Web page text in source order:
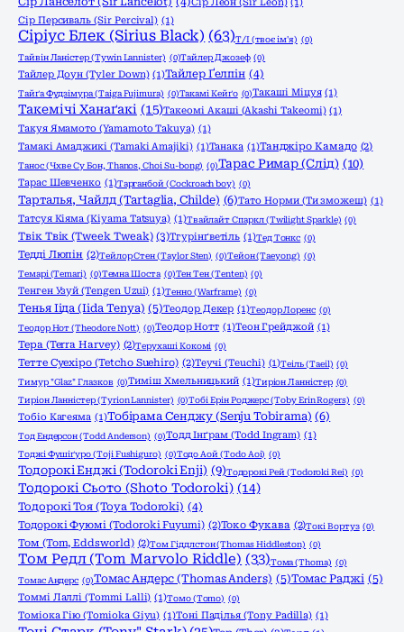
Сір Персиваль (Sir Percival) (1)
Сіріус Блек (Sirius Black) (63)Т/І (твоє ім'я) (0)
Тайвін Ланістер (Tywin Lannister) (0)Тайлер Джозеф (0)
Тайлер Доун (Tyler Down) (1)Тайлер Ґелпін (4)
Тайґа Фудзімура (Taiga Fujimura) (0)Такамі Кейґо (0)Такаші Міцуя (1)
Такемічі Ханаґакі (15)Такеомі Акаші (Akashi Takeomi) (1)
Такуя Ямамото (Yamamoto Takuya) (1)
Тамакі Амаджикі (Tamaki Amajiki) (1)Танака (1)Танджіро Камадо (2)
Танос (Чхве Су Бон, Thanos, Choi Su-bong) (0)Тарас Римар (Слід) (10)
Тарас Шевченко (1)Тарганбой (Cockroach boy) (0)
Тарталья, Чайлд (Tartaglia, Childe) (6)Тато Норми (Ти зможеш) (1)
Татсуя Кіяма (Kiyama Tatsuya) (1)Твайлайт Спаркл (Twilight Sparkle) (0)
Твік Твік (Tweek Tweak) (3)Тгурінґветіль (1)Тед Тонкс (0)
Тедді Люпін (2)Тейлор Стен (Taylor Sten) (0)Тейон (Taeyong) (0)
Темарі (Temari) (0)Темна Шоста (0)Тен Тен (Tenten) (0)
Тенген Узуй (Tengen Uzui) (1)Тенно (Warframe) (0)
Тенья Ііда (Iida Tenya) (5)Теодор Декер (1)Теодор Лоренс (0)
Теодор Нот (Theodore Nott) (0)Теодор Нотт (1)Теон Грейджой (1)
Тера (Terra Harvey) (2)Терухаші Кокомі (0)
Тетте Суехіро (Tetcho Suehiro) (2)Теучі (Teuchi) (1)Теіль (Taeil) (0)
Тимур "Glaz" Глазков (0)Тиміш Хмельницький (1)Тиріон Ланністер (0)
Тиріон Ланністер (Tyrion Lannister) (0)Тобі Ерін Роджерс (Toby Erin Rogers) (0)
Тобіо Кагеяма (1)Тобірама Сенджу (Senju Tobirama) (6)
Тод Ендерсон (Todd Anderson) (0)Тодд Інґрам (Todd Ingram) (1)
Тоджі Фушіґуро (Toji Fushiguro) (0)Тодо Аой (Todo Aoi) (0)
Тодорокі Енджі (Todoroki Enji) (9)Тодорокі Рей (Todoroki Rei) (0)
Тодорокі Сьото (Shoto Todoroki) (14)
Тодорокі Тоя (Toya Todoroki) (4)
Тодорокі Фуюмі (Todoroki Fuyumi) (2)Токо Фукава (2)Токі Вортуз (0)
Том (Tom, Eddsworld) (2)Том Гіддлстон (Thomas Hiddleston) (0)
Том Редл (Tom Marvolo Riddle) (33)Тома (Thoma) (0)
Томас Андерс (0)Томас Андерс (Thomas Anders) (5)Томас Раджі (5)
Томмі Лаллі (Tommi Lalli) (1)Томо (Tomo) (0)
Томіока Гію (Tomioka Giyu) (1)Тоні Паділья (Tony Padilla) (1)